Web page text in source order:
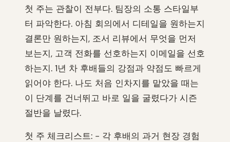
첫 주는 관찰이 전부다. 팀장의 소통 스타일부
터 파악한다. 아침 회의에서 디테일을 원하는지
결론만 원하는지, 조서 리뷰에서 무엇을 먼저
보는지, 고객 전화를 선호하는지 이메일을 선호
하는지. 1년 차 후배들의 강점과 약점도 빠르게
읽어야 한다. 나도 처음 인차지를 맡았을 때는
이 단계를 건너뛰고 바로 일을 굴렸다가 시즌
절반을 날렸다.
첫 주 체크리스트: - 각 후배의 과거 현장 경험